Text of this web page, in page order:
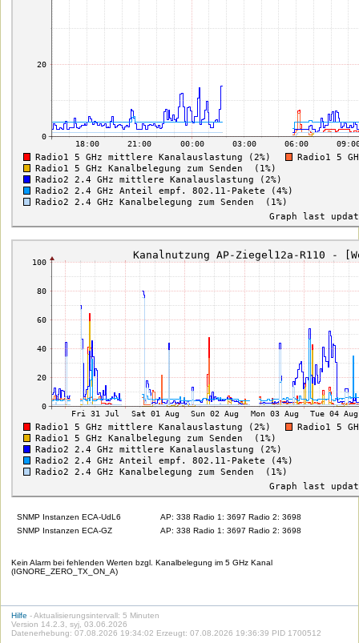
SNMP Instanzen ECA-UdL6
AP: 338 Radio 1: 3697 Radio 2: 3698
SNMP Instanzen ECA-GZ
AP: 338 Radio 1: 3697 Radio 2: 3698
Kein Alarm bei fehlenden Werten bzgl. Kanalbelegung im 5 GHz Kanal
(IGNORE_ZERO_TX_ON_A)
Hilfe - Aktualisierungsintervall: 5 Minuten
Version 14.2.3, syj, 03.06.2026
Datenerhebung: 07.08.2026 19:34:02 Erzeugt: 07.08.2026 19:36:39 PID 1700512